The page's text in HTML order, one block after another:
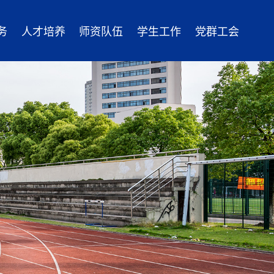
人才培养 师资队伍 学生工作 党群工会